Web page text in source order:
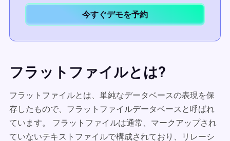
今すぐデモを予約
フラットファイルとは?
フラットファイルとは、単純なデータベースの表現を保
存したもので、フラットファイルデータベースと呼ばれ
ています。 フラットファイルは通常、マークアップされ
ていないテキストファイルで構成されており、リレーシ